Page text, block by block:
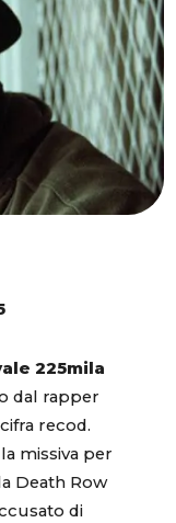
225mila
dal rapper
recod.
missiva per
Death Row
di